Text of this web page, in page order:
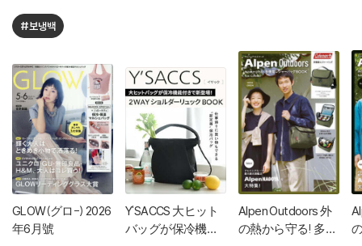
#보냉백
GLOW(グロ-) 2026
年6月號
Y'SACCS 大ヒット
バッグが保冷機能
Alpen Outdoors 外
の熱から守る! 多機